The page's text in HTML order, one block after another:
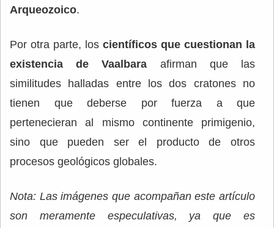
Arqueozoico.
Por otra parte, los científicos que cuestionan la
existencia de Vaalbara afirman que las
similitudes halladas entre los dos cratones no
tienen que deberse por fuerza a que
pertenecieran al mismo continente primigenio,
sino que pueden ser el producto de otros
procesos geológicos globales.
Nota: Las imágenes que acompañan este artículo
son meramente especulativas, ya que es